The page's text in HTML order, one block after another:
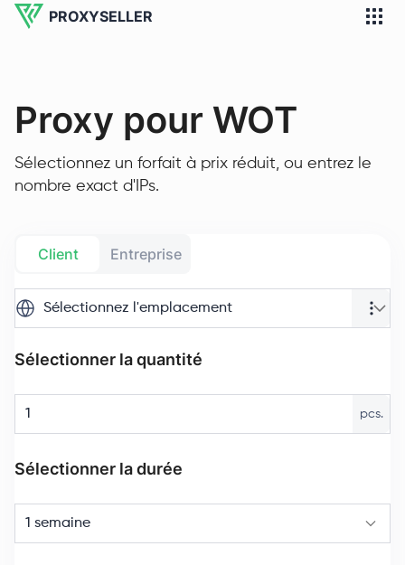
PROXYSELLER
Proxy pour WOT
Sélectionnez un forfait à prix réduit, ou entrez le
nombre exact d'IPs.
Client Entreprise
Sélectionnez l'emplacement
Sélectionner la quantité
pcs.
Sélectionner la durée
1 semaine